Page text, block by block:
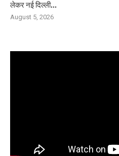
लेकर नई दिल्ली...
August 5, 2026